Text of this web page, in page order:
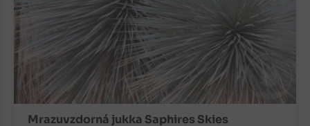
Mrazuvzdorná jukka Saphires Skies